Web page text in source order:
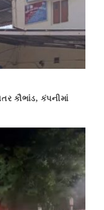
કૌભાંડ, કંપનીમાં